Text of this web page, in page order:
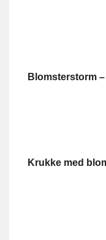
Blomsterstorm
Krukke med